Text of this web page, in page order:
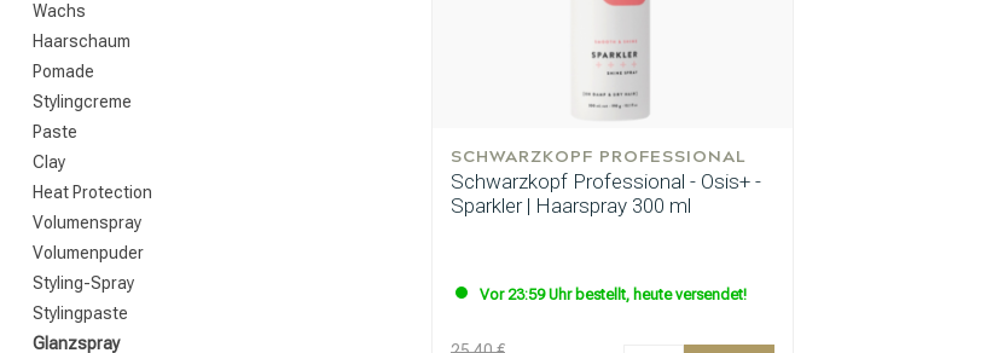
Wachs
Haarschaum
Pomade
Stylingcreme
Paste
Clay
Heat Protection
Volumenspray
Volumenpuder
Styling-Spray
Stylingpaste
Glanzspray
SCHWARZKOPF PROFESSIONAL
Schwarzkopf Professional - Osis+ -
Sparkler | Haarspray 300 ml
Vor 23:59 Uhr bestellt, heute versendet!